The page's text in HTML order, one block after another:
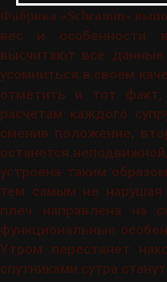
Фабрика «Schramm»
вес и особенности
высчитают все
усомниться в своем
отметить и тот
расчетам каждого
сменив положение,
останется
устроена таким
тем самым не нарушая
плеч направлена на
функциональные
Утром перестанет
спутниками сутра